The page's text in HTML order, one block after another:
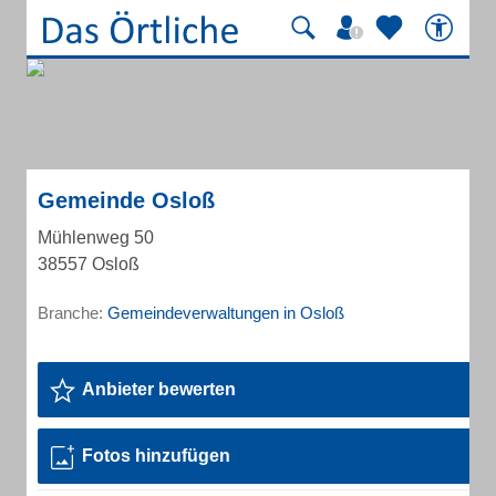
Gemeinde Osloß
Mühlenweg 50
38557 Osloß
Branche: Gemeindeverwaltungen in Osloß
Anbieter bewerten
Fotos hinzufügen